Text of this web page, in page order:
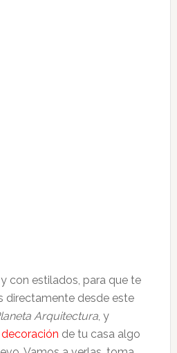
con estilados, para que te
directamente desde este
Arquitectura, y
decoración de tu casa algo